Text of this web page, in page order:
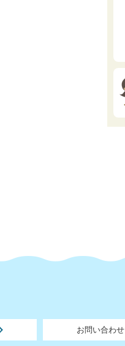
お問い合わせ